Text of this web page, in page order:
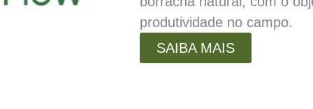
produtividade no campo.
SAIBA MAIS